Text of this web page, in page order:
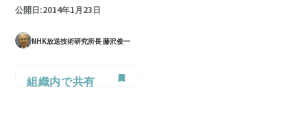
公開日:2014年1月23日
NHK放送技術研究所長 藤沢俊一
組織内で共有